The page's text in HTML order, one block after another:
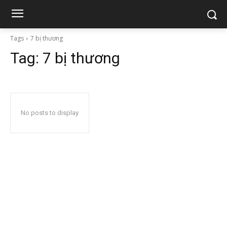
Tags 7 bị thương
Tag: 7 bị thương
No posts to display